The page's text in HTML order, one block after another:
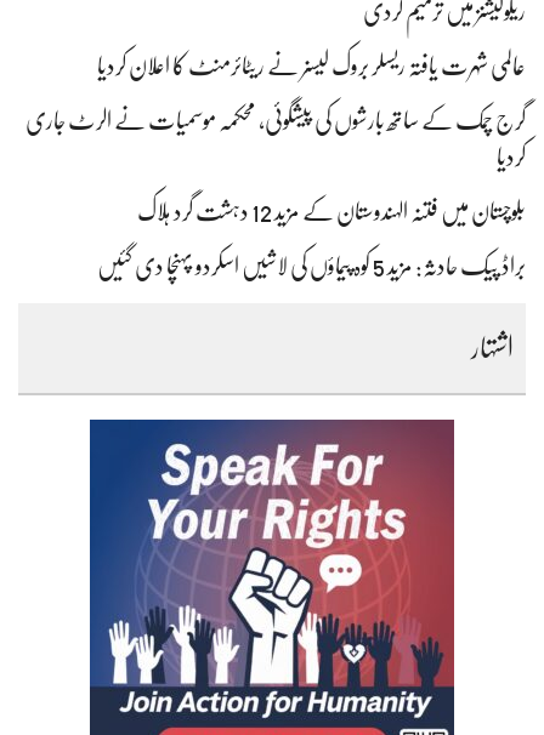
ریگولیشنز میں ترمیم کردی
عالمی شہرت یافتہ ریسلر بروک لیسنر نے ریٹائرمنٹ کا اعلان کردیا
گرج چمک کے ساتھ بارشوں کی پیشگوئی، محکمہ موسمیات نے الرٹ جاری
کردیا
بلوچستان میں فتنہ الہندوستان کے مزید 12 دہشت گرد ہلاک
براڈ پیک حادثہ: مزید 5 کوہ پیماؤں کی لاشیں اسکردو پہنچا دی گئیں
اشتہار